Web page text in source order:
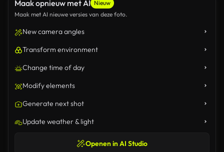
Maak opnieuw met AI Nieuw
Maak met AI nieuwe versies van deze foto.
New camera angles
Transform environment
Change time of day
Modify elements
Generate next shot
Update weather & light
Openen in AI Studio